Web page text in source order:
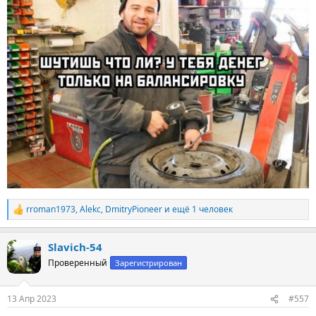
Р
е
к
ц
и
rroman1973,Аlekc, DmitryPioneer и ещё 1 человек
Slavich-54
Проверенный Зарегистрирован
13 Апр 2023 #557